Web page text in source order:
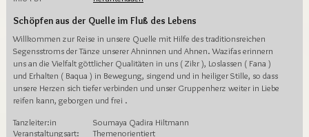
Schöpfen aus der Quelle im Fluß des Lebens
Willkommen zur Reise in unsere Quelle mit Hilfe des traditionsreichen
Segensstroms der Tänze unserer Ahninnen und Ahnen. Wazifas erinnern
uns an die Vielfalt göttlicher Qualitäten in uns ( Zikr ), Loslassen ( Fana )
und Erhalten ( Baqua ) in Bewegung, singend und in heiliger Stille, so dass
unsere Herzen sich tiefer verbinden und unser Gruppenherz weiter in Liebe
reifen kann, geborgen und frei .
Tanzleiter:in
Soumaya Qadira Hiltmann
Veranstaltungsart:
Themenorientiert